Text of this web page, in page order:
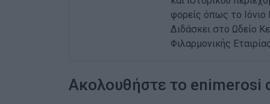
φορείς όπως το
Διδάσκει στο Ωδείο
Φιλαρμονικής
Ακολουθήστε το enimerosi